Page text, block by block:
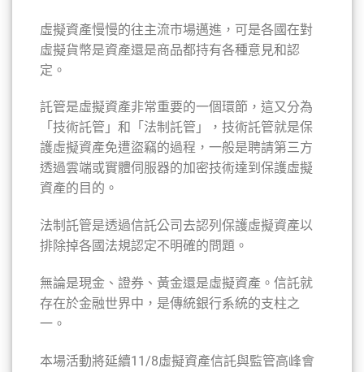
虛擬資產慢慢的往主流市場邁進，可是各國在對
虛擬貨幣是資產還是商品都持有各種意見和認
定。
託管是虛擬資產非常重要的一個環節，這又分為
「技術託管」和「法制託管」，技術託管就是保
護虛擬資產免遭盜竊的過程，一般是聘請第三方
透過雲端或實體伺服器的加密技術達到保護虛擬
資產的目的。
法制託管是透過信託公司去認列保護虛擬資產以
排除掉各國法規認定不明確的問題。
無論是現金、證券、黃金還是虛擬資產。信託就
存在於金融世界中，是傳統銀行系統的支柱之
一。
本場活動將延續11/8虛擬資產信託與監管高峰會